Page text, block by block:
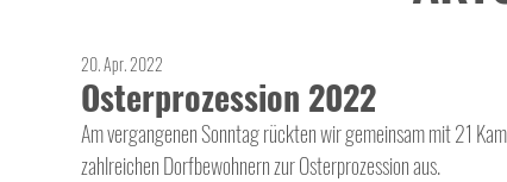
Osterprozession 2022
20. Apr. 2022
Am vergangenen Sonntag rückten wir gemeinsam mit 21
zahlreichen Dorfbewohnern zur Osterprozession aus.